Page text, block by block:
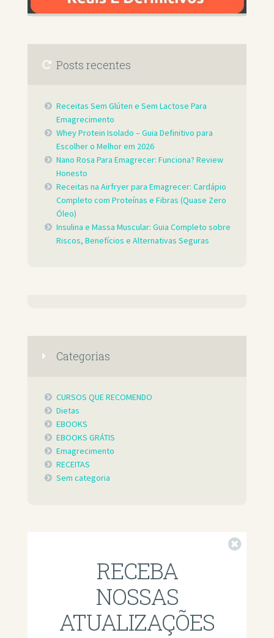
Posts recentes
Receitas Sem Glúten e Sem Lactose Para
Emagrecimento
Whey Protein Isolado – Guia Definitivo para
Escolher o Melhor em 2026
Nano Rosa Para Emagrecer: Funciona? Review
Honesto
Receitas na Airfryer para Emagrecer: Cardápio
Completo com Proteínas e Fibras (Quase Zero
Óleo)
Insulina e Massa Muscular: Guia Completo sobre
Riscos, Benefícios e Alternativas Seguras
Categorias
CURSOS QUE RECOMENDO
Dietas
EBOOKS
EBOOKS GRÁTIS
Emagrecimento
RECEITAS
Sem categoria
RECEBA
NOSSAS
ATUALIZAÇÕES